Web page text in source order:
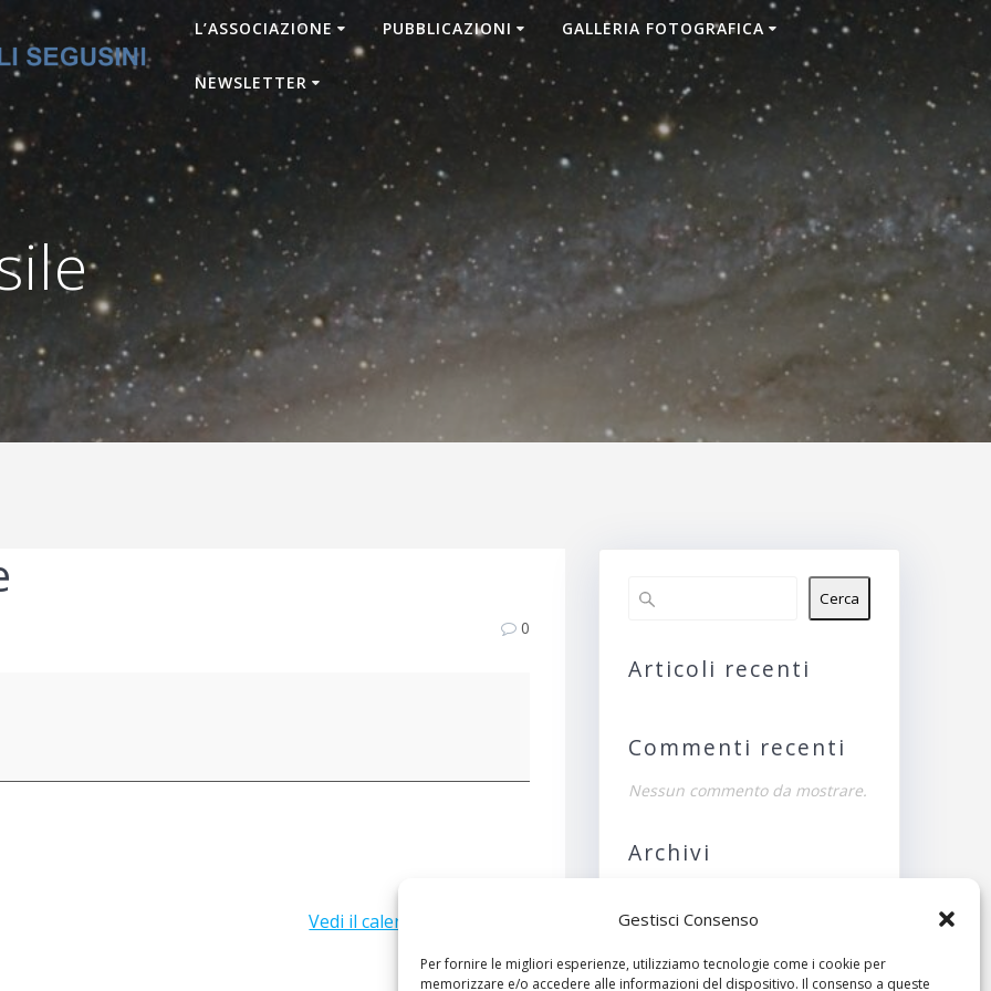
Gestisci Consenso
Per fornire le migliori esperienze, utilizziamo tecnologie come i cookie per
memorizzare e/o accedere alle informazioni del dispositivo. Il consenso a queste
L’ASSOCIAZIONE PUBBLICAZIONI GALLERIA FOTOGRAFICA
NEWSLETTER
0
Vedi il calendario completo
Cerca
Articoli recenti
Commenti recenti
Nessun commento da mostrare.
Archivi
mostrare.
Categorie